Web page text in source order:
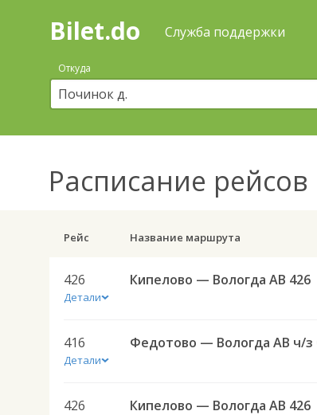
Поиск
покупка
билетов
автобус
онлайн
Bilet.do Служба поддержки
Откуда
Расписание рейсов
Рейс Название маршрута
426
Детали
Кипелово — Вологда АВ 426
416
Детали
426 Кипелово — Вологда АВ 426